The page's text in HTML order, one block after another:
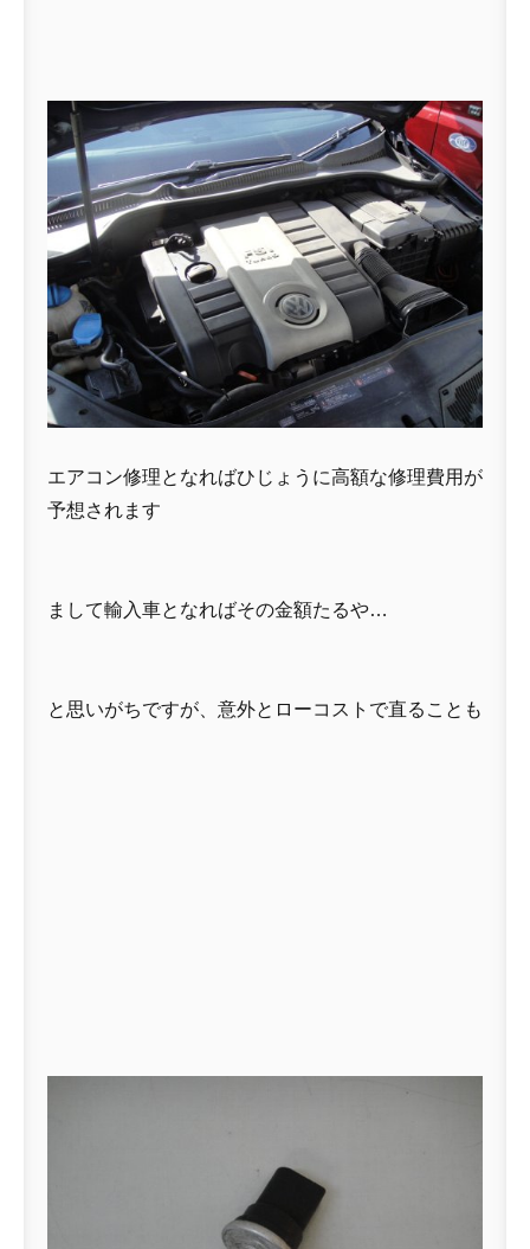
エアコン修理となればひじょうに高額な修理費用が
予想されます
まして輸入車となればその金額たるや…
と思いがちですが、意外とローコストで直ることも